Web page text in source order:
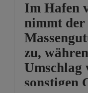
Im Hafen
nimmt der
zu,
Umschlag
sonstigen